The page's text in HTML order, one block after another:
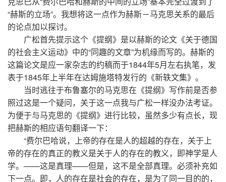
“赫斯的立场”。我想将这一点作为赫斯－马克思关系的最后
的论点加以探讨。
广松首先提示这个《提纲》是以赫斯的论文《关于德国
的社会主义运动》中的“同趣的文章”为机缘而写的。赫斯的
这篇论文是应一家杂志的约稿而于1844年5月左右执笔，发
表于1845年上半年在达姆施塔特发行的《新轶文集》。
当时逃往于布鲁塞尔的马克思在《提纲》写作前是否参
照过这是一个疑问，关于这一点我与广松一样没办法考证。
为便于与马克思的《提纲》进行比较，虽然多少有点长，现
把赫斯的相应语句翻译一下：
“费尔巴哈说，上帝的存在是人的超越的存在，关于上
帝的存在的真正的教义是关于人的存在的教义，即神学是人
学。——这是真理——但是，这不是全部真理。必须补充如
下一点。即，人的存在是社会的存在，是为了同一目的的，